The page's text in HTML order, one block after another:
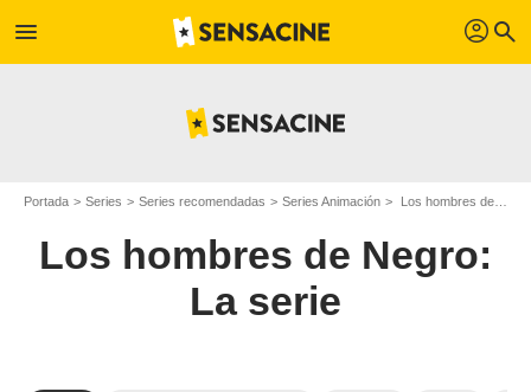
menu profil search
Portada Series Series recomendadas Series Animación Los hombres de Negro: La serie
Los hombres de Negro:
La serie